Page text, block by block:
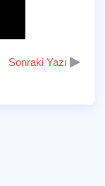
Sonraki Yazı ▶